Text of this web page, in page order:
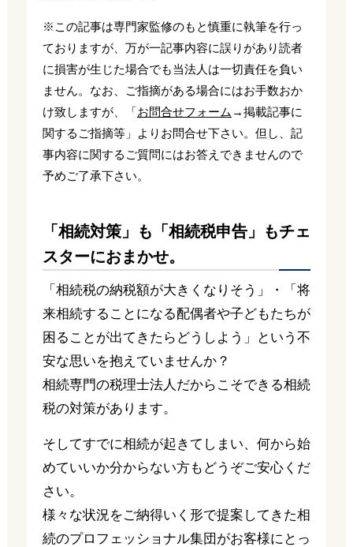
※この記事は専門家監修のもと慎重に執筆を行っ
ておりますが、万が一記事内容に誤りがあり読者
に損害が生じた場合でも当法人は一切責任を負い
ません。なお、ご指摘がある場合にはお手数おか
け致しますが、「お問合せフォーム →掲載記事に
関するご指摘等」よりお問合せ下さい。但し、記
事内容に関するご質問にはお答えできませんので
予めご了承下さい。
「相続対策」も「相続税申告」もチェ
スターにおまかせ。
「相続税の納税額が大きくなりそう」・「将
来相続することになる配偶者や子どもたちが
困ることが出てきたらどうしよう」という不
安な思いを抱えていませんか？
相続専門の税理士法人だからこそできる相続
税の対策があります。
そしてすでに相続が起きてしまい、何から始
めていいか分からない方もどうぞご安心くだ
さい。
様々な状況をご納得いく形で提案してきた相
続のプロフェッショナル集団がお客様にとっ